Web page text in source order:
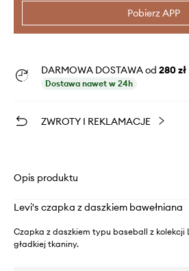
Pobierz APP
DARMOWA DOSTAWA od 280 zł
Dostawa nawet w 24h
ZWROTY I REKLAMACJE
Opis produktu
Levi's czapka z daszkiem bawełniana
Czapka z daszkiem typu baseball z kolekcji
gładkiej tkaniny.